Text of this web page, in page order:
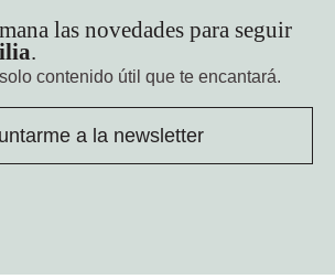
las novedades para seguir
.
solo contenido útil que te encantará.
a la newsletter